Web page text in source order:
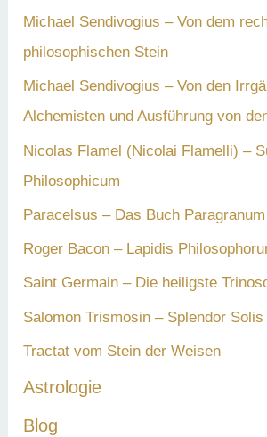
Michael Sendivogius – Von dem
philosophischen Stein
Michael Sendivogius – Von den
Alchemisten und Ausführung von
Nicolas Flamel (Nicolai Flamelli) –
Philosophicum
Paracelsus – Das Buch Paragranum
Roger Bacon – Lapidis
Saint Germain – Die heiligste
Salomon Trismosin – Splendor Solis
Tractat vom Stein der Weisen
Astrologie
Blog